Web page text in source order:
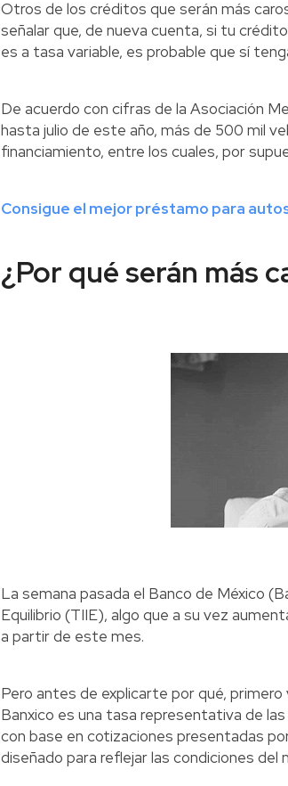
Otros de los créditos que serán más
señalar que, de nueva cuenta, si tu
es a tasa variable, es probable que sí
De acuerdo con cifras de la Asociación
hasta julio de este año, más de 500 mil
financiamiento, entre los cuales, por
Consigue el mejor préstamo para
¿Por qué serán más
La semana pasada el Banco de México
Equilibrio (TIIE), algo que a su vez
a partir de este mes.
Pero antes de explicarte por qué,
Banxico es una tasa representativa de
con base en cotizaciones presentadas
diseñado para reflejar las condiciones del